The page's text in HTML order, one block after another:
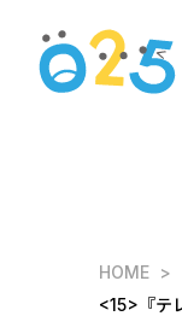
HOME
<15>『テ